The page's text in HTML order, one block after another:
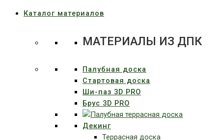
Каталог материалов
МАТЕРИАЛЫ ИЗ ДПК
Палубная доска
Стартовая доска
Ши-паз 3D PRO
Брус 3D PRO
Декинг
Террасная доска